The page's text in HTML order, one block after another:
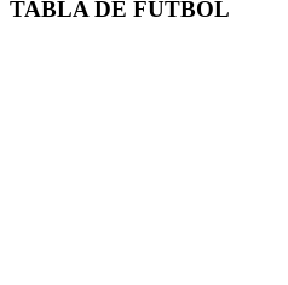
TABLA DE FUTBOL